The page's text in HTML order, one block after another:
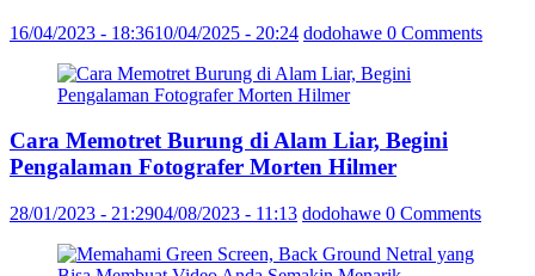
16/04/2023 - 18:3610/04/2025 - 20:24 dodohawe 0 Comments
Cara Memotret Burung di Alam Liar, Begini
Pengalaman Fotografer Morten Hilmer
28/01/2023 - 21:2904/08/2023 - 11:13 dodohawe 0 Comments